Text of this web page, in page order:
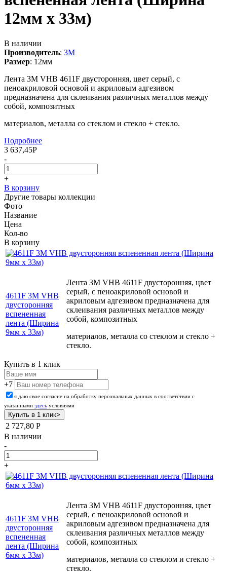
12мм х 33м)
В наличии
Производитель: 3M
Размер: 12мм
Лента 3М VHB 4611F двусторонняя, цвет серый, с
пеноакриловой основой и акриловым адгезивом
предназначена для склеивания различных металлов между
собой, композитных
материалов, металла со стеклом и стекло + стекло.
Подробнее
3 637,45Р
-
+
В корзину
Другие товары коллекции
Фото
Название
Цена
Кол-во
В корзину
4611F 3М VHB
двусторонняя
вспененная
лента (Ширина
9мм х 33м)
Лента 3М VHB 4611F двусторонняя, цвет
серый, с пеноакриловой основой и
акриловым адгезивом предназначена для
склеивания различных металлов между
собой, композитных
материалов, металла со стеклом и стекло +
стекло.
Купить в 1 клик
+7
я даю свое согласие на обработку персональных данных в соответствии с
указанными здесь условиями
2 727,80 Р
В наличии
-
+
4611F 3М VHB
двусторонняя
вспененная
лента (Ширина
6мм х 33м)
Лента 3М VHB 4611F двусторонняя, цвет
серый, с пеноакриловой основой и
акриловым адгезивом предназначена для
склеивания различных металлов между
собой, композитных
материалов, металла со стеклом и стекло +
стекло.